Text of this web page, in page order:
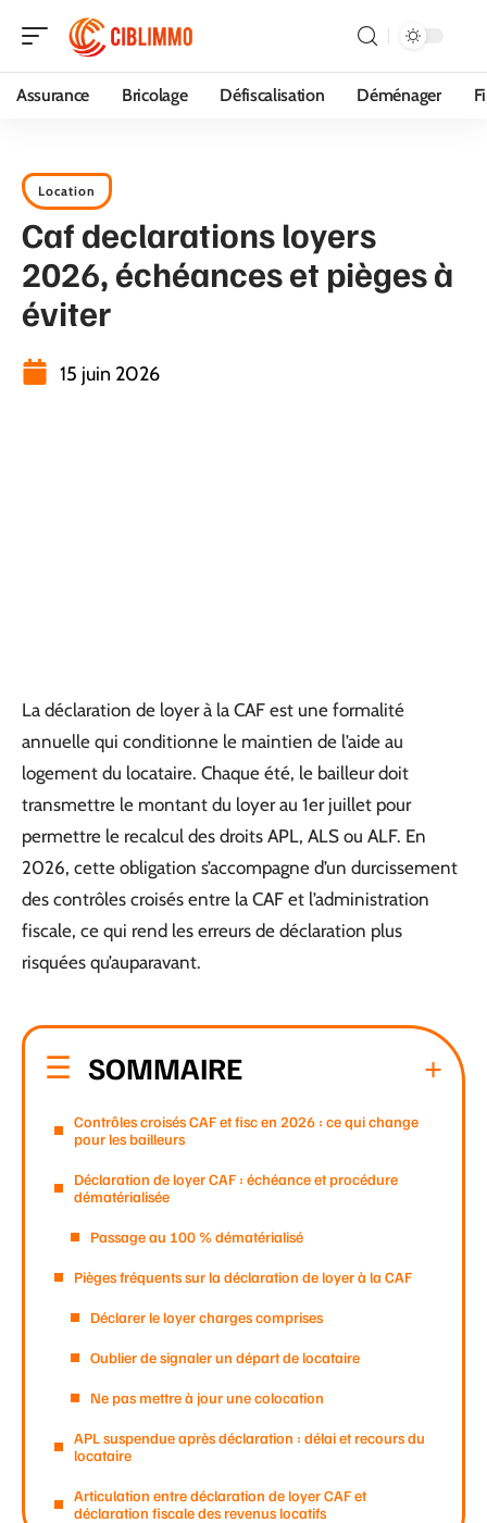
Assurance Bricolage Défiscalisation Déménager
Location
Caf declarations loyers
2026, échéances et pièges à
éviter
15 juin 2026
La déclaration de loyer à la CAF est une formalité
annuelle qui conditionne le maintien de l’aide au
logement du locataire. Chaque été, le bailleur doit
transmettre le montant du loyer au 1er juillet pour
permettre le recalcul des droits APL, ALS ou ALF. En
2026, cette obligation s’accompagne d’un durcissement
des contrôles croisés entre la CAF et l’administration
fiscale, ce qui rend les erreurs de déclaration plus
risquées qu’auparavant.
SOMMAIRE
Contrôles croisés CAF et fisc en 2026 : ce qui change
pour les bailleurs
Déclaration de loyer CAF : échéance et procédure
dématérialisée
Passage au 100 % dématérialisé
Pièges fréquents sur la déclaration de loyer à la CAF
Déclarer le loyer charges comprises
Oublier de signaler un départ de locataire
Ne pas mettre à jour une colocation
APL suspendue après déclaration : délai et recours du
locataire
Articulation entre déclaration de loyer CAF et
déclaration fiscale des revenus locatifs